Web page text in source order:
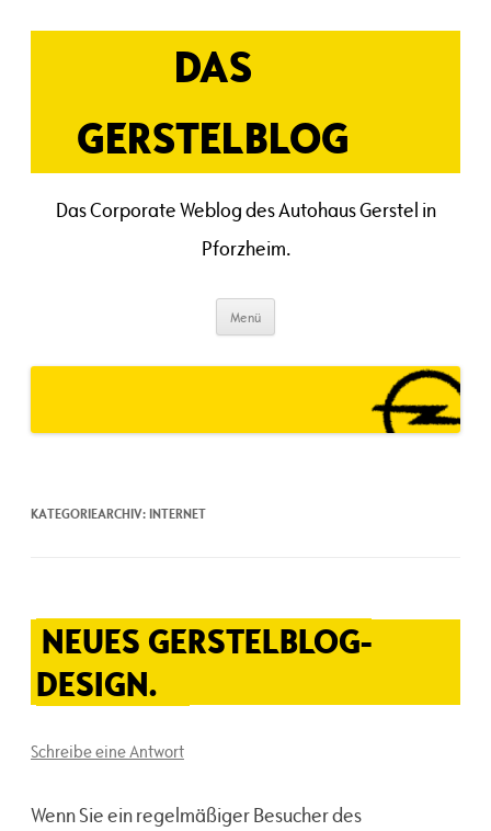
Inhalt
DAS
GERSTELBLOG
Das Corporate Weblog des Autohaus Gerstel in
Pforzheim.
Menü
KATEGORIEARCHIV:INTERNET
NEUES GERSTELBLOG-
DESIGN.
Schreibe eine Antwort
Wenn Sie ein regelmäßiger Besucher des